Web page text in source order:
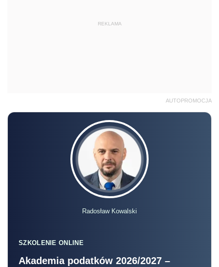
REKLAMA
AUTOPROMOCJA
Radosław Kowalski
SZKOLENIE ONLINE
Akademia podatków 2026/2027 –